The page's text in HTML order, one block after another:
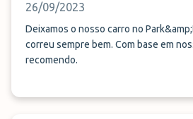
26/09/2023
Deixamos o nosso carro no Park&amp;Fly várias vezes.
correu sempre bem. Com base em
recomendo.